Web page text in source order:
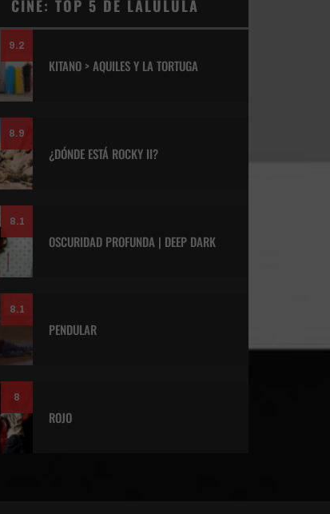
CINE: TOP 5 DE LALULULA
9.2
KITANO > AQUILES Y LA TORTUGA
8.9
¿DÓNDE ESTÁ ROCKY II?
8.1
OSCURIDAD PROFUNDA | DEEP DARK
8.1
PENDULAR
8
ROJO